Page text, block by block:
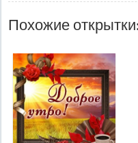
Похожие открытки: